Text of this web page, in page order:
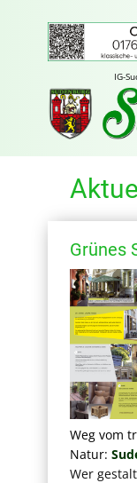
IG-
Grünes
Weg vom
Natur:
Wer